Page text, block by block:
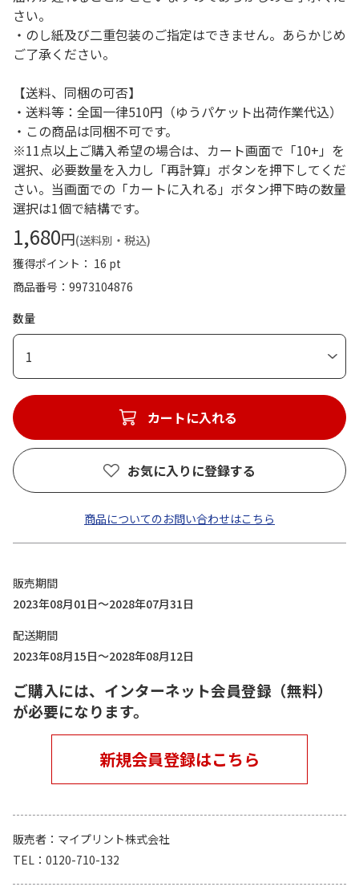
さい。
・のし紙及び二重包装のご指定はできません。あらかじめ
ご了承ください。
【送料、同梱の可否】
・送料等：全国一律510円（ゆうパケット出荷作業代込）
・この商品は同梱不可です。
※11点以上ご購入希望の場合は、カート画面で「10+」を
選択、必要数量を入力し「再計算」ボタンを押下してくだ
さい。当画面での「カートに入れる」ボタン押下時の数量
選択は1個で結構です。
1,680円(送料別・税込)
獲得ポイント： 16 pt
商品番号
9973104876
数量
1
カートに入れる
お気に入りに登録する
商品についてのお問い合わせはこちら
販売期間
2023年08月01日～2028年07月31日
配送期間
2023年08月15日～2028年08月12日
ご購入には、インターネット会員登録（無料）
が必要になります。
新規会員登録はこちら
販売者
マイプリント株式会社
TEL
0120-710-132